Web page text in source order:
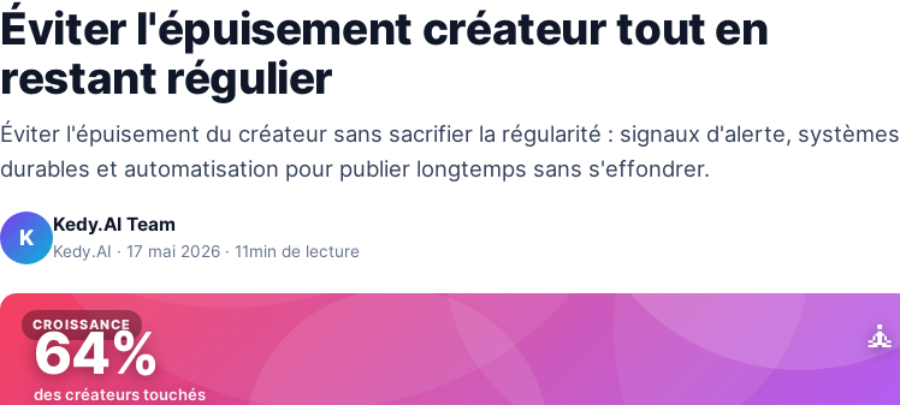
Éviter l'épuisement créateur tout en
restant régulier
Éviter l'épuisement du créateur sans sacrifier la régularité : signaux d'alerte, systèmes
durables et automatisation pour publier longtemps sans s'effondrer.
K Kedy.AI Team
Kedy.AI · 17 mai 2026 · 11min de lecture
CROISSANCE 🧘
64%
des créateurs touchés